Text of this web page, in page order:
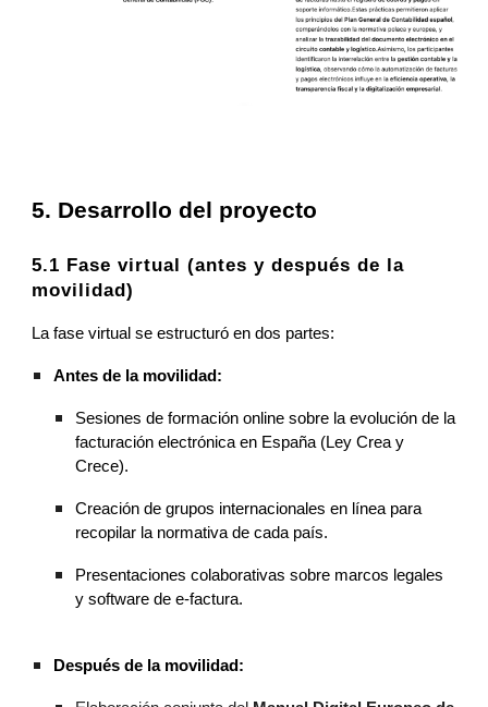
5. Desarrollo del proyecto
5.1 Fase virtual (antes y después de la
movilidad)
La fase virtual se estructuró en dos partes:
Antes de la movilidad:
Sesiones de formación online sobre la evolución de la
facturación electrónica en España (Ley Crea y
Crece).
Creación de grupos internacionales en línea para
recopilar la normativa de cada país.
Presentaciones colaborativas sobre marcos legales
y software de e-factura.
Después de la movilidad: